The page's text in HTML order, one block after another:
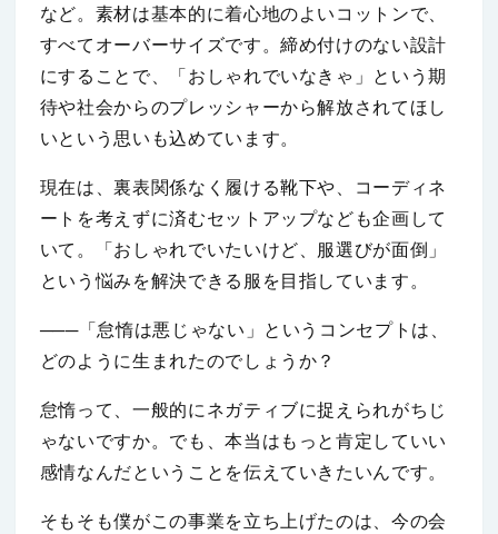
など。素材は基本的に着心地のよいコットンで、
すべてオーバーサイズです。締め付けのない設計
にすることで、「おしゃれでいなきゃ」という期
待や社会からのプレッシャーから解放されてほし
いという思いも込めています。
現在は、裏表関係なく履ける靴下や、コーディネ
ートを考えずに済むセットアップなども企画して
いて。「おしゃれでいたいけど、服選びが面倒」
という悩みを解決できる服を目指しています。
───「怠惰は悪じゃない」というコンセプトは、
どのように生まれたのでしょうか？
怠惰って、一般的にネガティブに捉えられがちじ
ゃないですか。でも、本当はもっと肯定していい
感情なんだということを伝えていきたいんです。
そもそも僕がこの事業を立ち上げたのは、今の会